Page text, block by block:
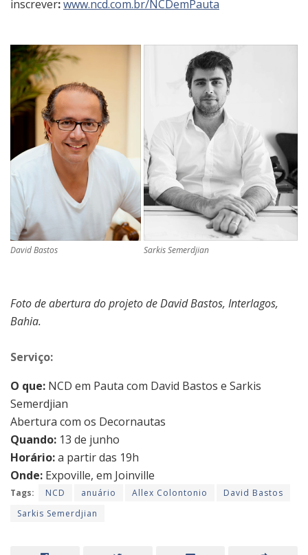
inscrever:www.ncd.com.br/NCDemPauta
David Bastos Sarkis Semerdjian
Foto de abertura do projeto de David Bastos, Interlagos,
Bahia.
Serviço:
O que: NCD em Pauta com David Bastos e Sarkis
Semerdjian
Abertura com os Decornautas
Quando: 13 de junho
Horário:a partir das 19h
Onde: Expoville, em Joinville
Tags: NCD anuário Allex Colontonio
David Bastos
Sarkis Semerdjian